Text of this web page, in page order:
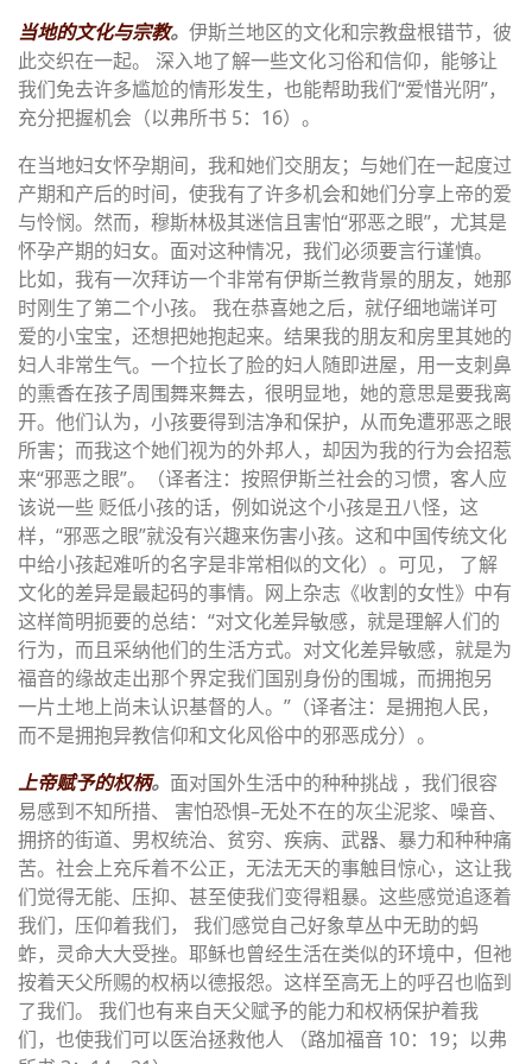
当地的文化与宗教。 伊斯兰地区的文化和宗教盘根错节，彼
此交织在一起。 深入地了解一些文化习俗和信仰，能够让
我们免去许多尴尬的情形发生，也能帮助我们“爱惜光阴”，
充分把握机会（以弗所书 5：16）。
在当地妇女怀孕期间，我和她们交朋友；与她们在一起度过
产期和产后的时间，使我有了许多机会和她们分享上帝的爱
与怜悯。然而，穆斯林极其迷信且害怕“邪恶之眼”，尤其是
怀孕产期的妇女。面对这种情况，我们必须要言行谨慎。
比如，我有一次拜访一个非常有伊斯兰教背景的朋友，她那
时刚生了第二个小孩。 我在恭喜她之后，就仔细地端详可
爱的小宝宝，还想把她抱起来。结果我的朋友和房里其她的
妇人非常生气。一个拉长了脸的妇人随即进屋，用一支刺鼻
的熏香在孩子周围舞来舞去，很明显地，她的意思是要我离
开。他们认为，小孩要得到洁净和保护，从而免遭邪恶之眼
所害；而我这个她们视为的外邦人，却因为我的行为会招惹
来“邪恶之眼”。（译者注：按照伊斯兰社会的习惯，客人应
该说一些 贬低小孩的话，例如说这个小孩是丑八怪，这
样，“邪恶之眼”就没有兴趣来伤害小孩。这和中国传统文化
中给小孩起难听的名字是非常相似的文化）。可见， 了解
文化的差异是最起码的事情。网上杂志《收割的女性》中有
这样简明扼要的总结：“对文化差异敏感，就是理解人们的
行为，而且采纳他们的生活方式。对文化差异敏感，就是为
福音的缘故走出那个界定我们国别身份的围城，而拥抱另
一片土地上尚未认识基督的人。”（译者注：是拥抱人民，
而不是拥抱异教信仰和文化风俗中的邪恶成分）。
上帝赋予的权柄。 面对国外生活中的种种挑战 ，我们很容
易感到不知所措、 害怕恐惧–无处不在的灰尘泥浆、噪音、
拥挤的街道、男权统治、贫穷、疾病、武器、暴力和种种痛
苦。社会上充斥着不公正，无法无天的事触目惊心，这让我
们觉得无能、压抑、甚至使我们变得粗暴。这些感觉追逐着
我们，压仰着我们， 我们感觉自己好象草丛中无助的蚂
蚱，灵命大大受挫。耶稣也曾经生活在类似的环境中，但祂
按着天父所赐的权柄以德报怨。这样至高无上的呼召也临到
了我们。 我们也有来自天父赋予的能力和权柄保护着我
们，也使我们可以医治拯救他人 （路加福音 10：19；以弗